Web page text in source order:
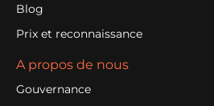
Blog
Prix et reconnaissance
A propos de nous
Gouvernance